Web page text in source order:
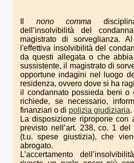
nono comma
dell’insolvibilità del
magistrato di sorveglianza.
l'effettiva insolvibilità del
da questi allegata o che
sussistente, il magistrato di
opportune indagini nel luogo
residenza, ovvero dove si ha
il condannato possieda beni o
richiede, se necessario,
finanziari o di polizia giudiziaria.
La disposizione ripropone con
previsto nell’art. 238, co. 1 del
(t.u. spese giustizia), che
abrogato.
L’accertamento